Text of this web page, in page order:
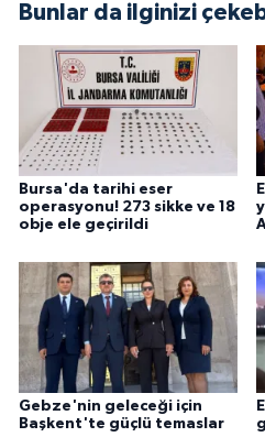
Bunlar da ilginizi
Bursa'da tarihi eser
operasyonu! 273 sikke ve 18
obje ele geçirildi
Gebze'nin geleceği için
Başkent'te güçlü temaslar